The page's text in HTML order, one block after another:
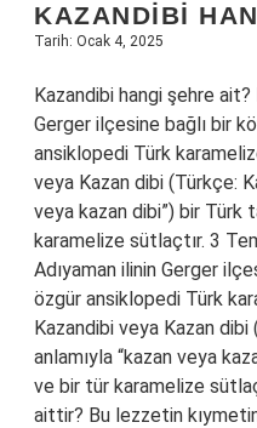
KAZANDIBI
Tarih: Ocak 4, 2025
Kazandibi hangi şehre ait?
Gerger ilçesine bağlı bir
ansiklopedi Türk
veya Kazan dibi (Türkçe:
veya kazan dibi”) bir Türk
karamelize sütlaçtır. 3
Adıyaman ilinin Gerger
özgür ansiklopedi Türk
Kazandibi veya Kazan
anlamıyla “kazan veya
ve bir tür karamelize
aittir? Bu lezzetin